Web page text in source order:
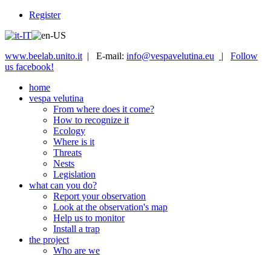
Register
www.beelab.unito.it | E-mail: info@vespavelutina.eu | Follow
us facebook!
home
vespa velutina
From where does it come?
How to recognize it
Ecology
Where is it
Threats
Nests
Legislation
what can you do?
Report your observation
Look at the observation's map
Help us to monitor
Install a trap
the project
Who are we